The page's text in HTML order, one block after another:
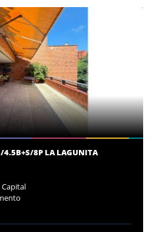
4.5B+S/8P LA LAGUNITA